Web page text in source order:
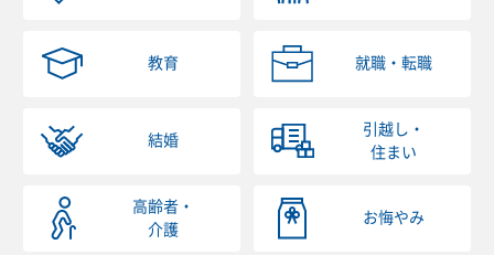
教育 就職・転職
結婚
引越し・
住まい
高齢者・
介護
お悔やみ